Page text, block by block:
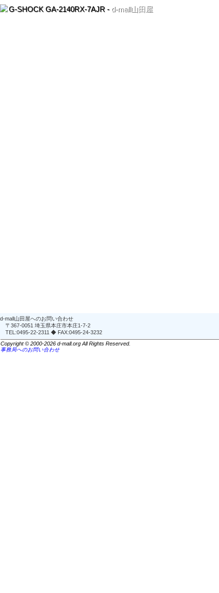
G-SHOCK GA-2140RX-7AJR - d-mall山田屋
d-mall山田屋へのお問い合わせ
〒367-0051 埼玉県本庄市本庄1-7-2
TEL:0495-22-2311 ◆ FAX:0495-24-3232
Copyright © 2000-2026 d-mall.org All Rights Reserved.
事務局へのお問い合わせ